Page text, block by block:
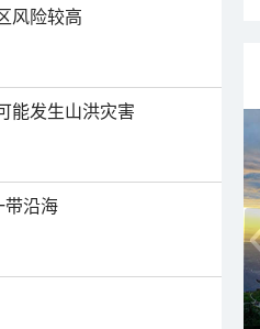
风险较高
能发生山洪灾害
带沿海